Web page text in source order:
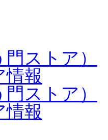
ストア）
情報
ストア）
情報